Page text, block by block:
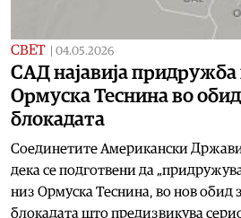
СВЕТ 04.05.2026
САД најавија придружба
Ормуска Теснина во
блокадата
Соединетите Американски
дека се подготвени да
низ Ормуска Теснина, во нов обид
блокадата што предизвикува